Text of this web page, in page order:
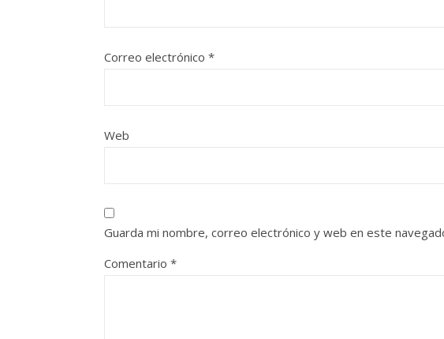
Correo electrónico *
Web
Guarda mi nombre, correo electrónico y web en este
Comentario *